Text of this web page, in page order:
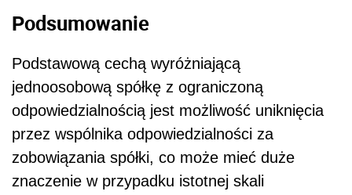
Podsumowanie
Podstawową cechą wyróżniającą
jednoosobową spółkę z ograniczoną
odpowiedzialnością jest możliwość uniknięcia
przez wspólnika odpowiedzialności za
zobowiązania spółki, co może mieć duże
znaczenie w przypadku istotnej skali